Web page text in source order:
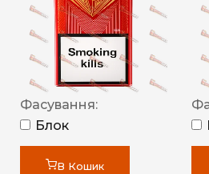
Фасування:
Блок
В Кошик